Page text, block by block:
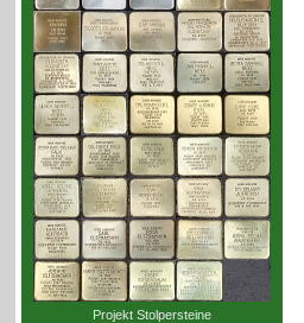
Projekt Stolpersteine